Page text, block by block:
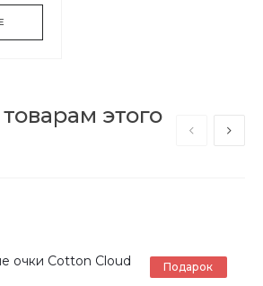
этого
очки Cotton Cloud
Подарок